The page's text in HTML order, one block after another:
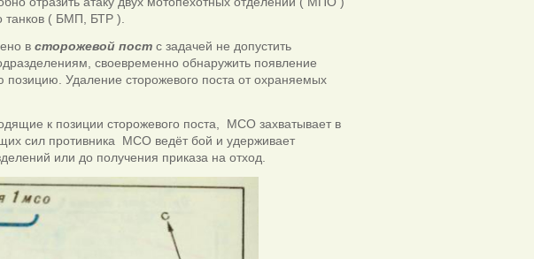
танков ( БМП, БТР ).
в сторожевой пост с задачей не допустить
своевременно обнаружить появление
Удаление сторожевого поста от охраняемых
к позиции сторожевого поста, МСО захватывает в
сил противника МСО ведёт бой и удерживает
или до получения приказа на отход.